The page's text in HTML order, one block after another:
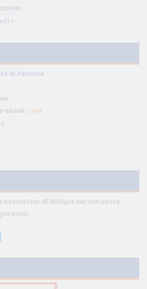
>
di Persone
ebook € 5,99
newsletter di WikiJus per rimanere